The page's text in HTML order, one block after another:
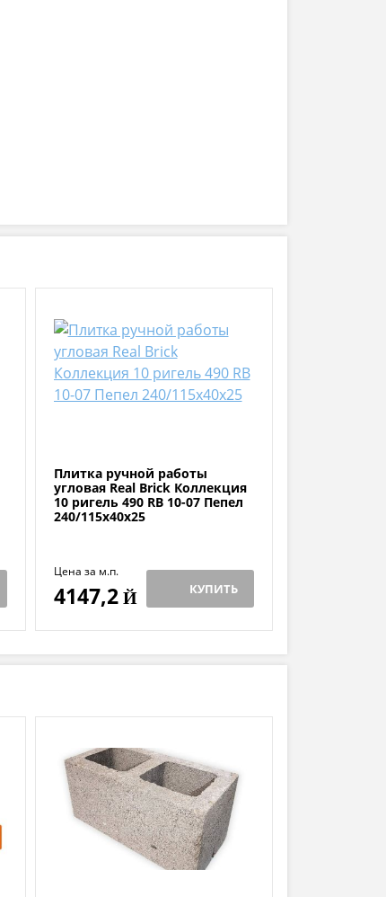
Плитка ручной работы
угловая Real Brick Коллекция
10 ригель 490 RB 10-07 Пепел
240/115х40х25
Цена за м.п.
4147,2Й КУПИТЬ